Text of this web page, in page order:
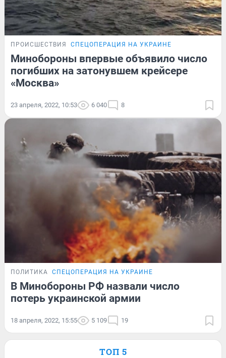
ПРОИСШЕСТВИЯ СПЕЦОПЕРАЦИЯ НА УКРАИНЕ
Минобороны впервые объявило число
погибших на затонувшем крейсере
«Москва»
23 апреля, 2022, 10:53 6 040 8
ПОЛИТИКА СПЕЦОПЕРАЦИЯ НА УКРАИНЕ
В Минобороны РФ назвали число
потерь украинской армии
18 апреля, 2022, 15:55 5 109 19
ТОП 5